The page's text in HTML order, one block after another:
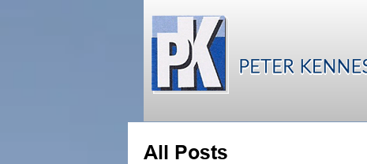
All Posts